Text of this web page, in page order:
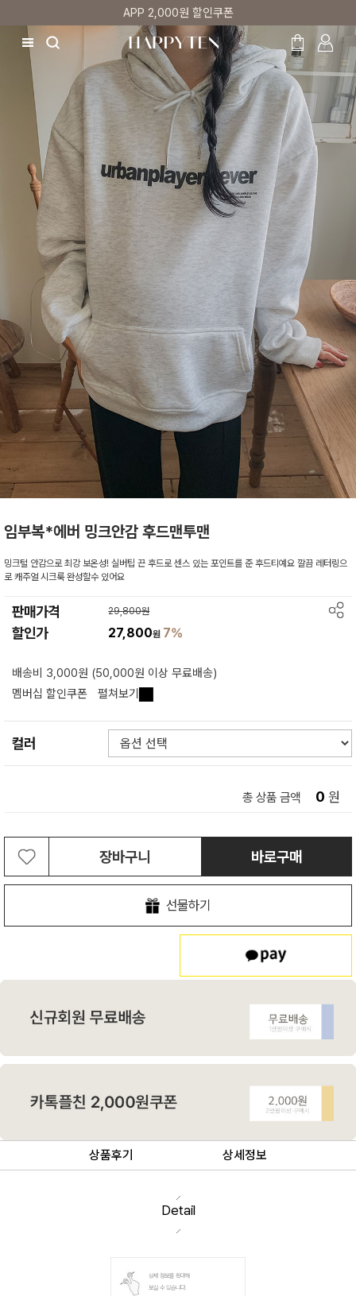
첫 구매 5% 감사쿠폰
임부복*에버 밍크안감 후드맨투맨
밍크털 안감으로 최강 보온성! 실버팁 끈 후드로 센스 있는 포인트를 준 후드티예요 깔끔 레터링으
로 캐주얼 시크룩 완성할수 있어요
판매가격 29,800원
할인가 27,800원 7%
배송비 3,000원 (50,000원 이상 무료배송)
멤버십 할인쿠폰
펼쳐보기
컬러
총 상품 금액 0 원
장바구니 바로구매
선물하기
상품후기 상세정보
Detail
상세 정보를 확대해
보실 수 있습니다.